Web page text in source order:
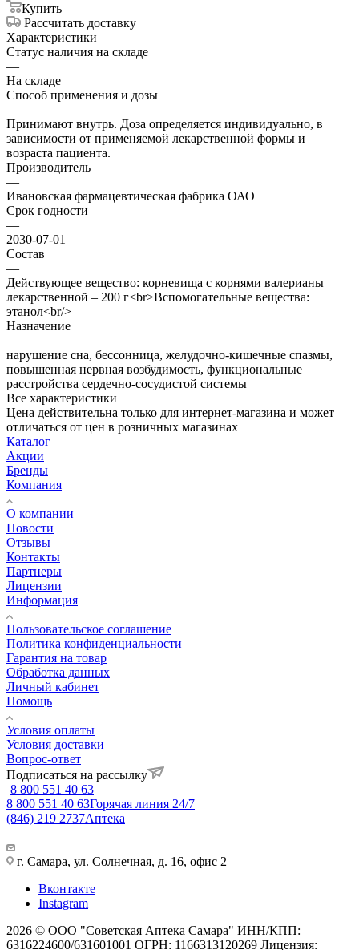
Купить
Рассчитать доставку
Характеристики
Статус наличия на складе
—
На складе
Способ применения и дозы
—
Принимают внутрь. Доза определяется индивидуально, в
зависимости от применяемой лекарственной формы и
возраста пациента.
Производитель
—
Ивановская фармацевтическая фабрика ОАО
Срок годности
—
2030-07-01
Состав
—
Действующее вещество: корневища с корнями валерианы
лекарственной – 200 г<br>Вспомогательные вещества:
этанол<br/>
Назначение
—
нарушение сна, бессонница, желудочно-кишечные спазмы,
повышенная нервная возбудимость, функциональные
расстройства сердечно-сосудистой системы
Все характеристики
Цена действительна только для интернет-магазина и может
отличаться от цен в розничных магазинах
Каталог
Акции
Бренды
Компания
О компании
Новости
Отзывы
Контакты
Партнеры
Лицензии
Информация
Пользовательское соглашение
Политика конфиденциальности
Гарантия на товар
Обработка данных
Личный кабинет
Помощь
Условия оплаты
Условия доставки
Вопрос-ответ
Подписаться на рассылку
8 800 551 40 63
8 800 551 40 63Горячая линия 24/7
(846) 219 2737Аптека
г. Самара, ул. Солнечная, д. 16, офис 2
Вконтакте
Instagram
2026 © ООО "Советская Аптека Самара" ИНН/КПП:
6316224600/631601001 ОГРН: 1166313120269 Лицензия: